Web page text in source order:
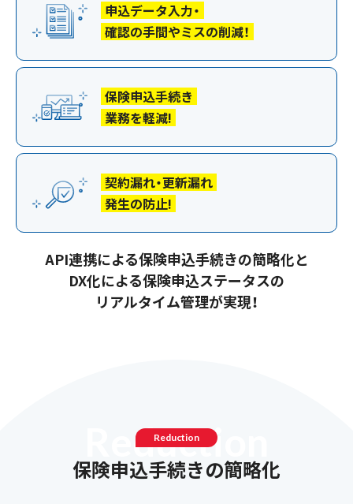
申込データ入力・
確認の手間やミスの削減！
保険申込手続き
業務を軽減!
契約漏れ・更新漏れ
発生の防止!
API連携による保険申込手続きの簡略化と
DX化による保険申込ステータスの
リアルタイム管理が実現！
ducti
Reduction
保険申込手続きの簡略化